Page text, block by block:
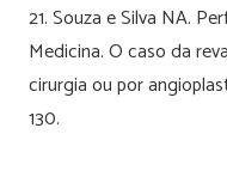
21. Souza e Silva NA.
Medicina. O caso da
cirurgia ou por
130.